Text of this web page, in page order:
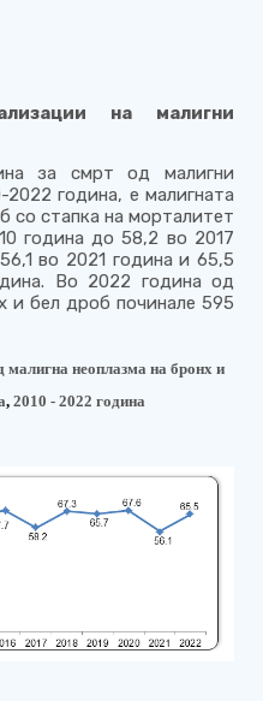
на малигни
за смртод малигни
година, е малигната
со стапка на морталитет
година до 58,2 во 2017
во 2021 година и 65,5
Во 2022 година од
и бел дроб починале 595
малигна неоплазма на бронх и
, 2010 - 2022 година